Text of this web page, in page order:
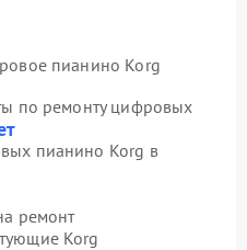
пианино Korg
по ремонту цифровых
пианино Korg в
ремонт
Korg